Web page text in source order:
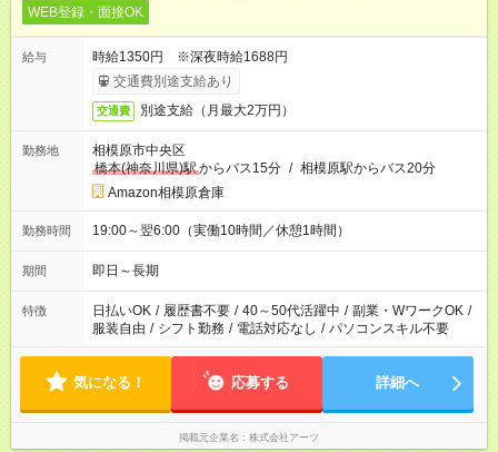
WEB登録・面接OK
給与
時給1350円 ※深夜時給1688円
交通費別途支給あり
交通費 別途支給（月最大2万円）
勤務地
相模原市中央区
橋本(神奈川県)駅からバス15分 / 相模原駅からバス20分
Amazon相模原倉庫
勤務時間 19:00～翌6:00（実働10時間／休憩1時間）
期間 即日～長期
特徴 日払いOK / 履歴書不要 / 40～50代活躍中 / 副業・WワークOK /
服装自由 / シフト勤務 / 電話対応なし / パソコンスキル不要
気になる！ 応募する 詳細へ
掲載元企業名 株式会社アーツ